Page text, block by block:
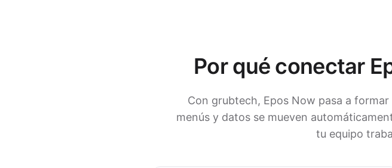
Por qué conectar
Con grubtech, Epos Now pasa a
menús y datos se mueven
tu equipo